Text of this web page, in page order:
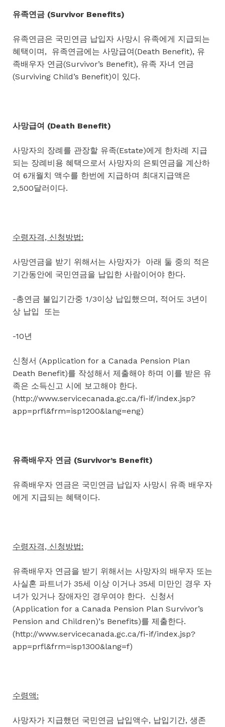
유족연금 (Survivor Benefits)
유족연금은 국민연금 납입자 사망시 유족에게 지급되는
혜택이며, 유족연금에는 사망급여(Death Benefit), 유
족배우자 연금(Survivor’s Benefit), 유족 자녀 연금
(Surviving Child’s Benefit)이 있다.
사망급여 (Death Benefit)
사망자의 장례를 관장할 유족(Estate)에게 한차례 지급
되는 장례비용 혜택으로서 사망자의 은퇴연금을 계산하
여 6개월치 액수를 한번에 지급하며 최대지급액은
2,500달러이다.
수령자격, 신청방법:
사망연금을 받기 위해서는 사망자가 아래 둘 중의 적은
기간동안에 국민연금을 납입한 사람이어야 한다.
-총연금 불입기간중 1/3이상 납입했으며, 적어도 3년이
상 납입 또는
-10년
신청서 (Application for a Canada Pension Plan
Death Benefit)를 작성해서 제출해야 하며 이를 받은 유
족은 소득신고 시에 보고해야 한다.
(http://www.servicecanada.gc.ca/fi-if/index.jsp?
app=prfl&frm=isp1200&lang=eng)
유족배우자 연금 (Survivor’s Benefit)
유족배우자 연금은 국민연금 납입자 사망시 유족 배우자
에게 지급되는 혜택이다.
수령자격, 신청방법:
유족배우자 연금을 받기 위해서는 사망자의 배우자 또는
사실혼 파트너가 35세 이상 이거나 35세 미만인 경우 자
녀가 있거나 장애자인 경우여야 한다. 신청서
(Application for a Canada Pension Plan Survivor’s
Pension and Children)’s Benefits)를 제출한다.
(http://www.servicecanada.gc.ca/fi-if/index.jsp?
app=prfl&frm=isp1300&lang=f)
수령액:
사망자가 지급했던 국민연금 납입액수, 납입기간, 생존